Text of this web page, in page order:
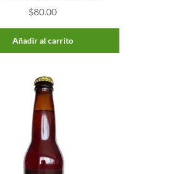
$80.00
Añadir al carrito